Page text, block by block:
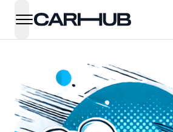
open navigation menu
Carhub